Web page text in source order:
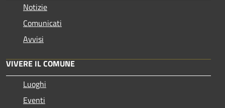
Notizie
Comunicati
Avvisi
VIVERE IL COMUNE
Luoghi
Eventi